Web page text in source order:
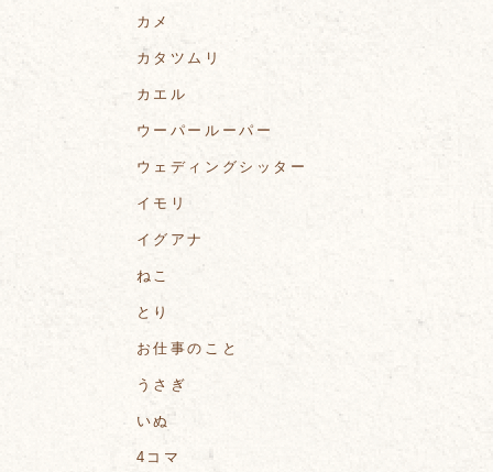
カメ
カタツムリ
カエル
ウーパールーパー
ウェディングシッター
イモリ
イグアナ
ねこ
とり
お仕事のこと
うさぎ
いぬ
4コマ